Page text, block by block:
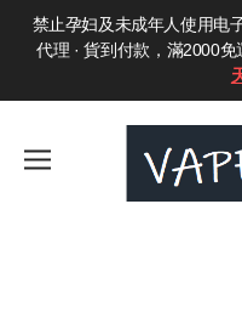
禁止孕妇及未成年人使用电
代理 · 貨到付款，滿2000免